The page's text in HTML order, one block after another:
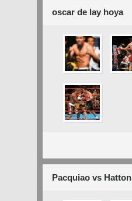
oscar de lay hoya
Pacquiao vs Hatton